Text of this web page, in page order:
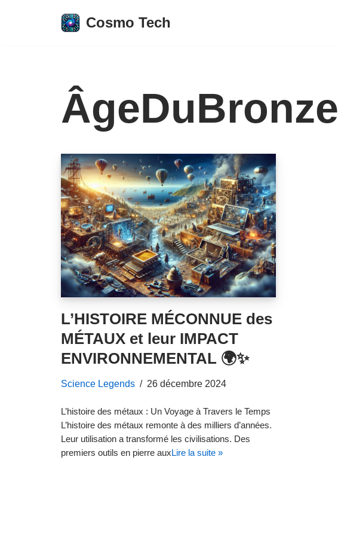
Cosmo Tech
ÂgeDuBronze
L’HISTOIRE MÉCONNUE des
MÉTAUX et leur IMPACT
ENVIRONNEMENTAL 🌍✨
Science Legends 26 décembre 2024
L’histoire des métaux : Un Voyage à Travers le Temps
L’histoire des métaux remonte à des milliers d’années.
Leur utilisation a transformé les civilisations. Des
premiers outils en pierre auxLire la suite »